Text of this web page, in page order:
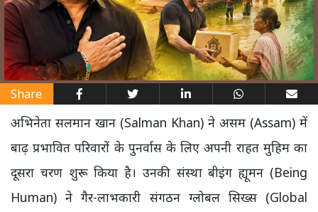
Share
अभिनेता सलमान खान (Salman Khan) ने असम (Assam) में
बाढ़ प्रभावित परिवारों के पुनर्वास के लिए अपनी राहत मुहिम का
दूसरा चरण शुरू किया है। उनकी संस्था बीइंग ह्यूमन (Being
Human) ने गैर-लाभकारी संगठन ग्लोबल सिख्स (Global